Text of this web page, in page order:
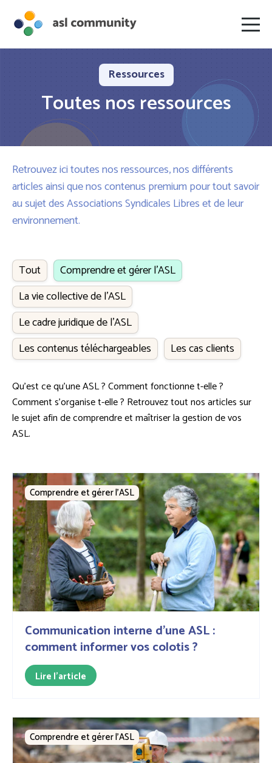
Ressources
Toutes nos ressources
Retrouvez ici toutes nos ressources, nos différents
articles ainsi que nos contenus premium pour tout savoir
au sujet des Associations Syndicales Libres et de leur
environnement.
Tout
Comprendre et gérer l’ASL
La vie collective de l’ASL
Le cadre juridique de l'ASL
Les contenus téléchargeables
Les cas clients
Qu'est ce qu'une ASL ? Comment fonctionne t-elle ?
Comment s'organise t-elle ? Retrouvez tout nos articles sur
le sujet afin de comprendre et maîtriser la gestion de vos
ASL.
Communication interne d'une ASL :
comment informer vos colotis ?
Comprendre et gérer l’ASL
Lire l'article
Comprendre et gérer l’ASL